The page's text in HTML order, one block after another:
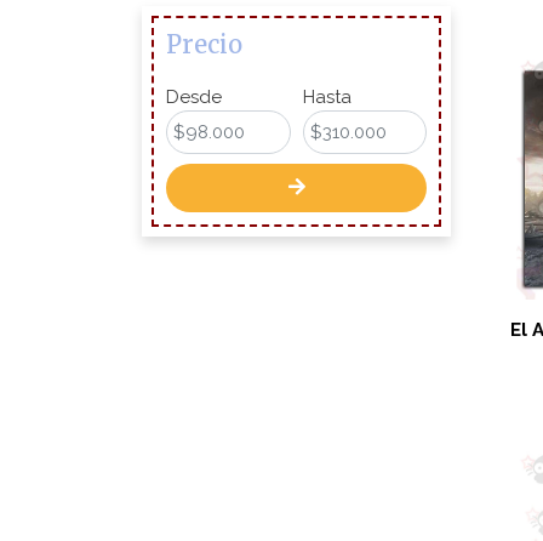
Precio
Desde Hasta
El